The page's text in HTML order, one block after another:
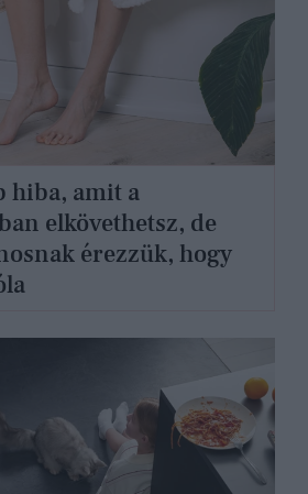
hiba, amit a
elkövethetsz, de
érezzük, hogy